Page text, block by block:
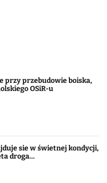
przy przebudowie boiska,
OSiR-u
sie w świetnej kondycji,
droga…